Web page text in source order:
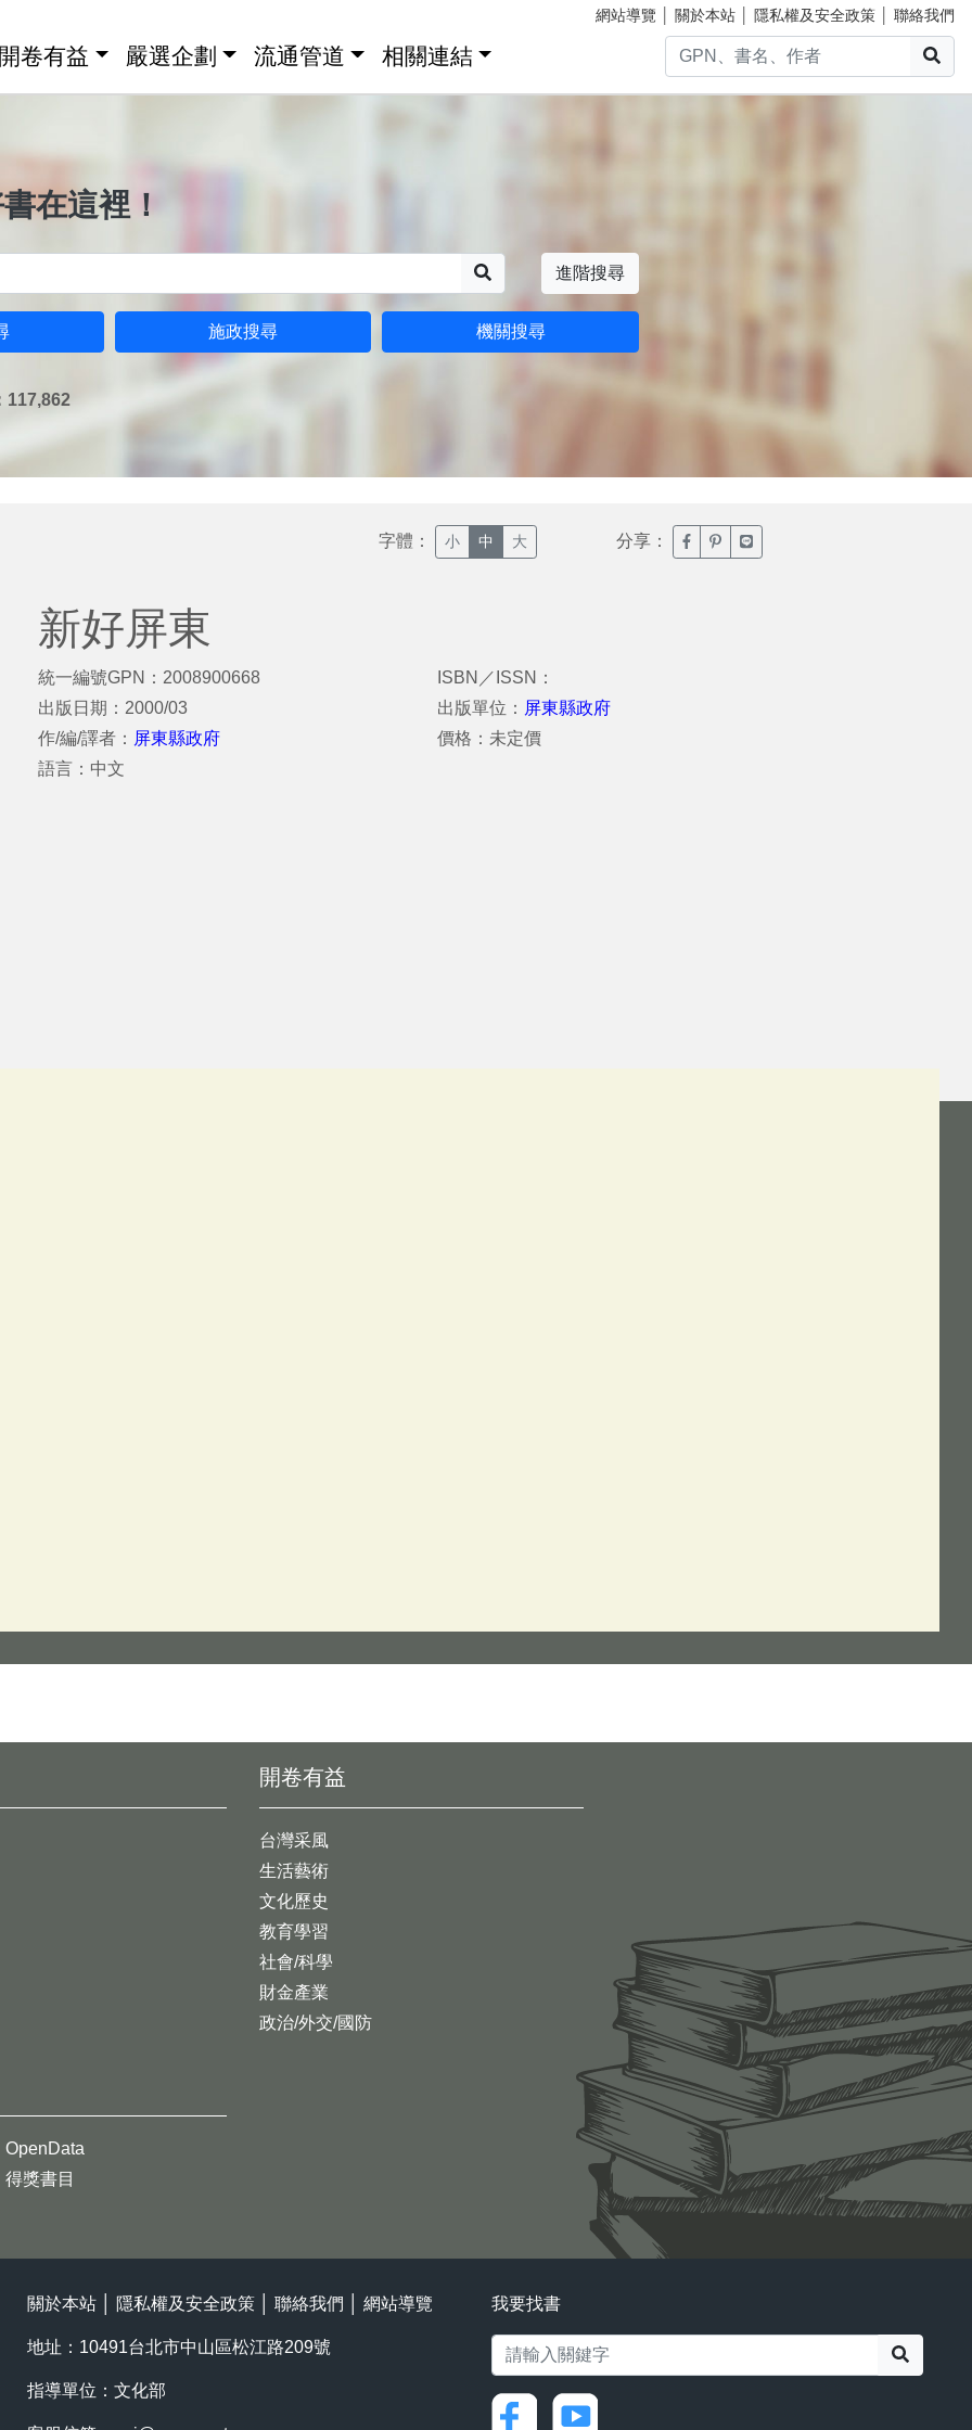
網站導覽 關於本站 隱私權及安全政策 聯絡我們
卷有益 嚴選企劃 流通管道 相關連結
在這裡！
進階搜尋
施政搜尋 機關搜尋
117,862
字體： 小 中 大 分享： 臉書分享(另開新視窗)
噗浪分享(另開新視窗)
Line分享(另開新視窗)
新好屏東
統一編號GPN：2008900668
出版日期：2000/03
作/編/譯者： 屏東縣政府
語言：中文
ISBN／ISSN：
出版單位： 屏東縣政府
價格：未定價
開卷有益
台灣采風
生活藝術
文化歷史
教育學習
社會/科學
財金產業
政治/外交/國防
OpenData
得獎書目
關於本站 隱私權及安全政策 聯絡我們 網站導覽
地址：10491台北市中山區松江路209號
指導單位：文化部
我要找書